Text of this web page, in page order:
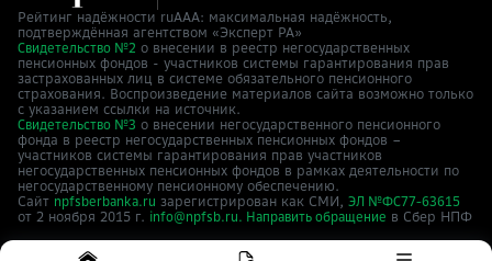
Рейтинг надёжности ruAAA: максимальная надёжность,
подтверждённая агентством «Эксперт РА»
Свидетельство №2 о внесении в реестр негосударственных
пенсионных фондов - участников системы гарантирования прав
застрахованных лиц в системе обязательного пенсионного
страхования. Воспроизведение материалов сайта возможно только
с указанием ссылки на источник.
Свидетельство №3 о внесении негосударственного пенсионного
фонда в реестр негосударственных пенсионных фондов –
участников системы гарантирования прав участников
негосударственных пенсионных фондов в рамках деятельности по
негосударственному пенсионному обеспечению.
Сайт npfsberbanka.ru зарегистрирован как СМИ, ЭЛ №ФС77-63615
от 2 ноября 2015 г. info@npfsb.ru. Направить обращение в Cбер НПФ